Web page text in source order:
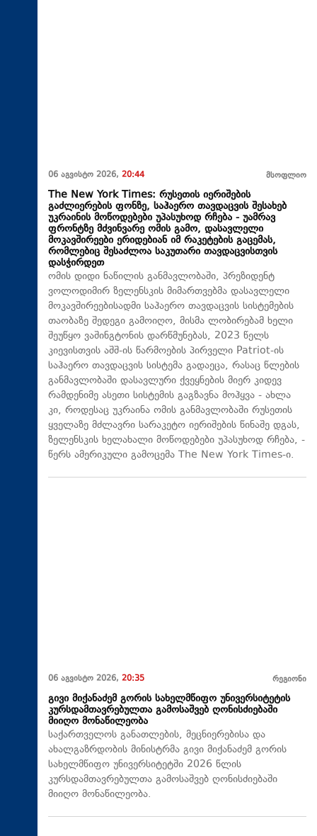
06 აგვისტო 2026, 20:44 მსოფლიო
The New York Times: რუსეთის იერიშების
გაძლიერების ფონზე, საჰაერო თავდაცვის შესახებ
უკრაინის მოწოდებები უპასუხოდ რჩება - უამრავ
ფრონტზე მძვინვარე ომის გამო, დასავლელი
მოკავშირეები ერიდებიან იმ რაკეტების გაცემას,
რომლებიც შესაძლოა საკუთარი თავდაცვისთვის
დასჭირდეთ
ომის დიდი ნაწილის განმავლობაში, პრეზიდენტ
ვოლოდიმირ ზელენსკის მიმართვებმა დასავლელი
მოკავშირეებისადმი საჰაერო თავდაცვის სისტემების
თაობაზე შედეგი გამოიღო, მისმა ლობირებამ ხელი
შეუწყო ვაშინგტონის დარწმუნებას, 2023 წელს
კიევისთვის აშშ-ის წარმოების პირველი Patriot-ის
საჰაერო თავდაცვის სისტემა გადაეცა, რასაც წლების
განმავლობაში დასავლური ქვეყნების მიერ კიდევ
რამდენიმე ასეთი სისტემის გაგზავნა მოჰყვა - ახლა
კი, როდესაც უკრაინა ომის განმავლობაში რუსეთის
ყველაზე მძლავრი სარაკეტო იერიშების წინაშე დგას,
ზელენსკის ხელახალი მოწოდებები უპასუხოდ რჩება, -
წერს ამერიკული გამოცემა The New York Times-ი.
06 აგვისტო 2026, 20:35 რეგიონი
გივი მიქანაძემ გორის სახელმწიფო უნივერსიტეტის
კურსდამთავრებულთა გამოსაშვებ ღონისძიებაში
მიიღო მონაწილეობა
საქართველოს განათლების, მეცნიერებისა და
ახალგაზრდობის მინისტრმა გივი მიქანაძემ გორის
სახელმწიფო უნივერსიტეტში 2026 წლის
კურსდამთავრებულთა გამოსაშვებ ღონისძიებაში
მიიღო მონაწილეობა.